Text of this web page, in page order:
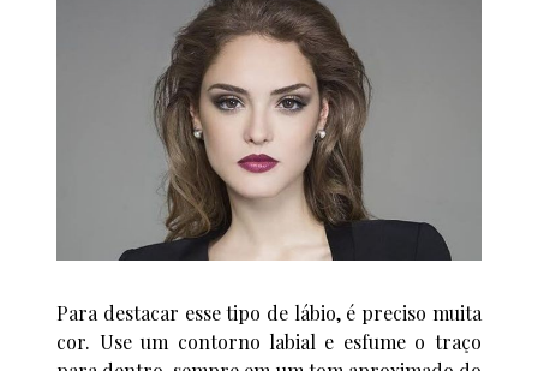
Para destacar esse tipo de lábio, é preciso muita
cor. Use um contorno labial e esfume o traço